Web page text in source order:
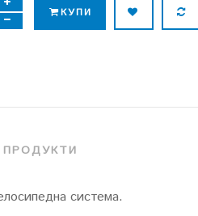
КУПИ
система.